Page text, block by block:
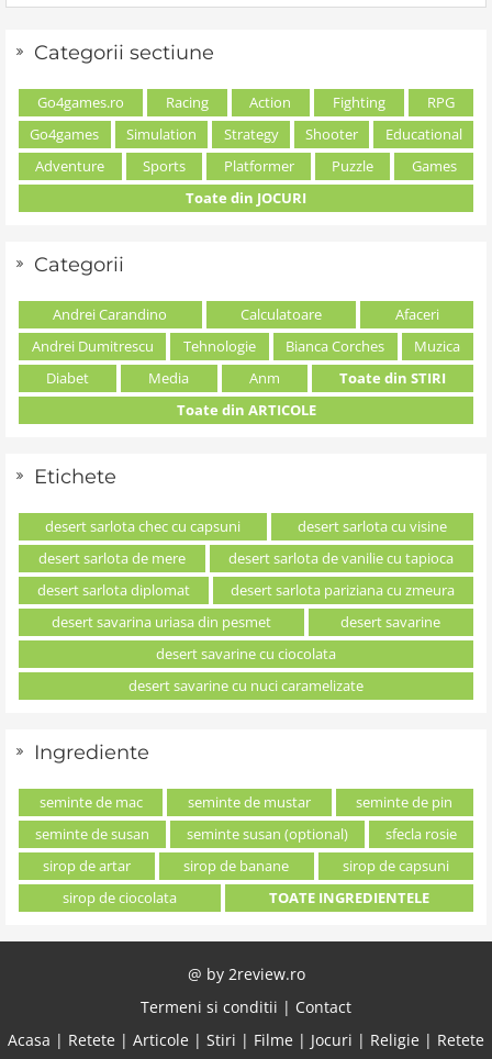
Categorii sectiune
Go4games.ro Racing Action Fighting
RPG
Go4games
Simulation Strategy Shooter
Educational
Adventure
Sports Platformer Puzzle
Games
Toate din JOCURI
Categorii
Andrei Carandino Calculatoare
Afaceri
Andrei Dumitrescu
Tehnologie Bianca Corches
Muzica
Diabet
Media Anm
Toate din STIRI
Toate din ARTICOLE
Etichete
desert sarlota chec cu capsuni
desert sarlota cu visine
desert sarlota de mere
desert sarlota de vanilie cu tapioca
desert sarlota diplomat
desert sarlota pariziana cu zmeura
desert savarina uriasa din pesmet
desert savarine
desert savarine cu ciocolata
desert savarine cu nuci caramelizate
Ingrediente
seminte de mac seminte de mustar
seminte de pin
seminte de susan
seminte susan (optional)
sfecla rosie
sirop de artar
sirop de banane
sirop de capsuni
sirop de ciocolata
TOATE INGREDIENTELE
@ by 2review.ro
Termeni si conditii | Contact
Acasa | Retete | Articole | Stiri | Filme | Jocuri | Religie | Retete